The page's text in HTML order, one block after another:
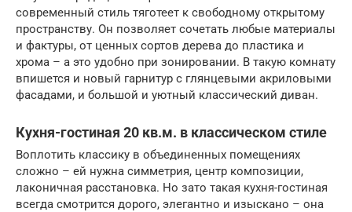
современный стиль тяготеет к свободному открытому
пространству. Он позволяет сочетать любые материалы
и фактуры, от ценных сортов дерева до пластика и
хрома – а это удобно при зонировании. В такую комнату
впишется и новый гарнитур с глянцевыми акриловыми
фасадами, и большой и уютный классический диван.
Кухня-гостиная 20 кв.м. в классическом стиле
Воплотить классику в объединенных помещениях
сложно – ей нужна симметрия, центр композиции,
лаконичная расстановка. Но зато такая кухня-гостиная
всегда смотрится дорого, элегантно и изыскано – она